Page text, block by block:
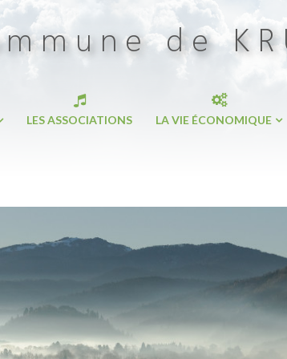
LES ASSOCIATIONS LA VIE ÉCONOMIQUE